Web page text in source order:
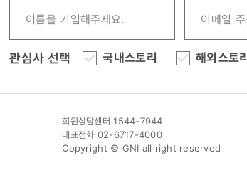
관심사 선택 국내스토리 해외스토리
회원상담센터 1544-7944
대표전화 02-6717-4000
Copyright © GNI all right reserved